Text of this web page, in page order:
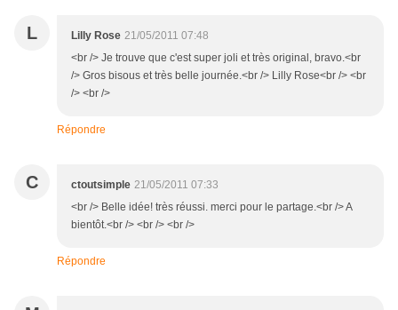
L Lilly Rose 21/05/2011 07:48
<br /> Je trouve que c'est super joli et très original, bravo.<br
/> Gros bisous et très belle journée.<br /> Lilly Rose<br /> <br
/> <br />
Répondre
C ctoutsimple 21/05/2011 07:33
<br /> Belle idée! très réussi. merci pour le partage.<br /> A
bientôt.<br /> <br /> <br />
Répondre